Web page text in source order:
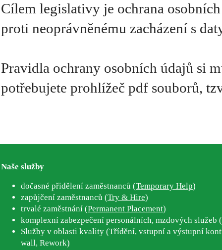
Cílem legislativy je ochrana
proti neoprávněnému zacházení s
Pravidla ochrany osobních údajů si
potřebujete prohlížeč pdf souborů,
Naše služby
dočasné přidělení zaměstnanců (Temporary Help)
zapůjčení zaměstnanců (Try & Hire)
trvalé zaměstnání (Permanent Placement)
komplexní zabezpečení personálních, mzdových služeb (
Služby v oblasti kvality (Třídění, vstupní a výstupní
wall, Rework)